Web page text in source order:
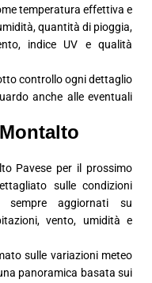
temperatura effettiva e
quantità di pioggia,
indice UV e qualità
controllo ogni dettaglio
anche alle eventuali
Pavese per il prossimo
sulle condizioni
sempre aggiornati su
vento, umidità e
sulle variazioni meteo
panoramica basata sui